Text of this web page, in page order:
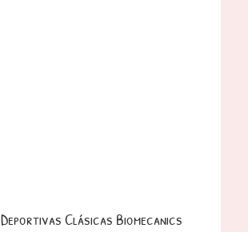
Deportivas Clásicas Biomecanics